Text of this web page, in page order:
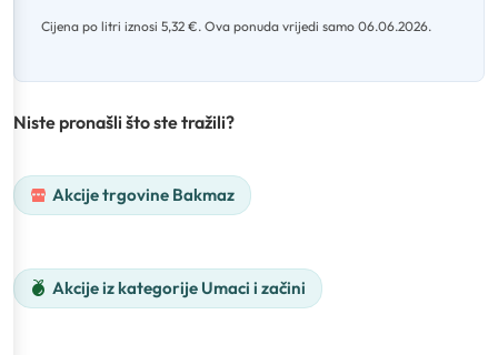
Cijena po litri iznosi 5,32 €. Ova ponuda vrijedi samo 06.06.2026.
Niste pronašli što ste tražili?
Akcije trgovine Bakmaz
Akcije iz kategorije Umaci i začini